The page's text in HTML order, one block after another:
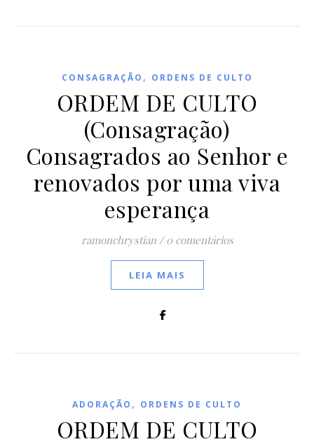
CONSAGRAÇÃO , ORDENS DE CULTO
ORDEM DE CULTO
(Consagração)
Consagrados ao Senhor e
renovados por uma viva
esperança
ramonchrystian / 0 comentários
LEIA MAIS
ADORAÇÃO , ORDENS DE CULTO
ORDEM DE CULTO